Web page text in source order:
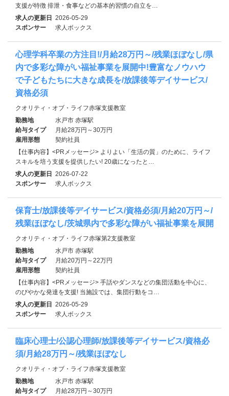
支援が特徴 排泄・食事などの基本的習慣の自立を…
求人の更新日 2026-05-29
スポンサー
求人ボックス
心理学科卒業の方注目!/月給28万円～/残業ほぼなし/県
内で多彩な障がい福祉事業を展開中!豊富なノウハウ
で子どもたちに大きな成長を/放課後等デイサービス/
資格必須
クオリティ・オブ・ライフ赤塚支援教室
勤務地
水戸市 赤塚駅
給与タイプ
月給28万円～30万円
雇用形態
契約社員
【仕事内容】<PRメッセージ> よりよい「生活の質」のために、ライフ
スキルを培う支援を提供したい! 20歳になったと…
求人の更新日 2026-07-22
スポンサー
求人ボックス
保育士/放課後等デイサービス/資格必須/月給20万円～/
残業ほぼなし/茨城県内で多彩な障がい福祉事業を展開
クオリティ・オブ・ライフ赤塚第2支援教室
勤務地
水戸市 赤塚駅
給与タイプ
月給20万円～22万円
雇用形態
契約社員
【仕事内容】<PRメッセージ> 手話やダンスなどの集団活動を中心に、
のびやかな発達を支援! 当施設では、集団行動をコ…
求人の更新日 2026-05-29
スポンサー
求人ボックス
臨床心理士/公認心理師/放課後等デイサービス/資格必
須/月給28万円～/残業ほぼなし
クオリティ・オブ・ライフ赤塚支援教室
勤務地
水戸市 赤塚駅
給与タイプ
月給28万円～30万円